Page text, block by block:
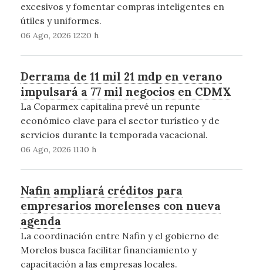
excesivos y fomentar compras inteligentes en
útiles y uniformes.
06 Ago, 2026 12:20 h
Derrama de 11 mil 21 mdp en verano
impulsará a 77 mil negocios en CDMX
La Coparmex capitalina prevé un repunte
económico clave para el sector turístico y de
servicios durante la temporada vacacional.
06 Ago, 2026 11:10 h
Nafin ampliará créditos para
empresarios morelenses con nueva
agenda
La coordinación entre Nafin y el gobierno de
Morelos busca facilitar financiamiento y
capacitación a las empresas locales.